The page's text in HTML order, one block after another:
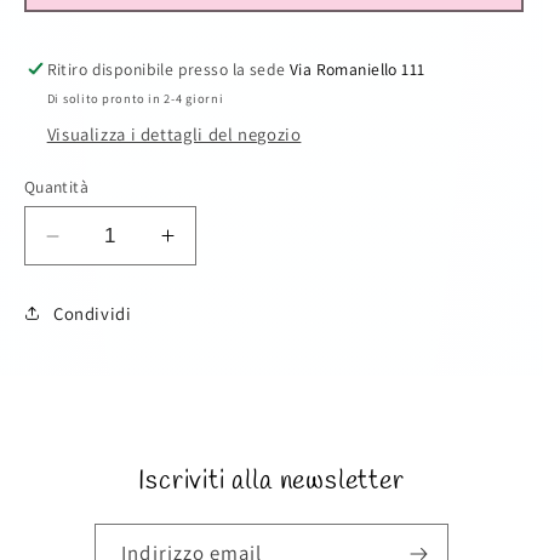
Ritiro disponibile presso la sede Via Romaniello 111
Di solito pronto in 2-4 giorni
Visualizza i dettagli del negozio
Quantità
Diminuisci
quantità
Biberon
Aumenta
quantità
Condividi
Iscriviti alla newsletter
Indirizzo email